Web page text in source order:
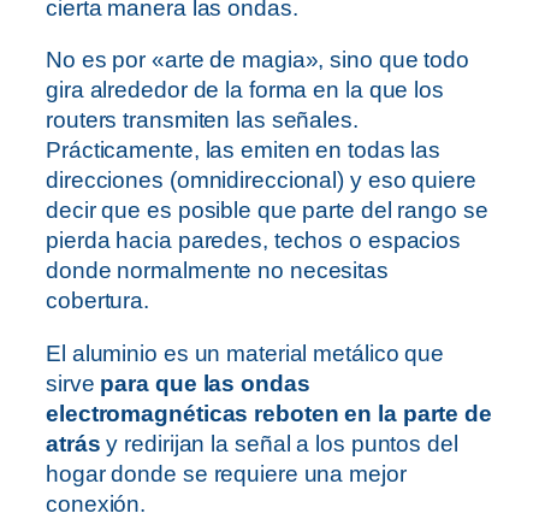
cierta manera las ondas.
No es por «arte de magia», sino que todo
gira alrededor de la forma en la que los
routers transmiten las señales.
Prácticamente, las emiten en todas las
direcciones (omnidireccional) y eso quiere
decir que es posible que parte del rango se
pierda hacia paredes, techos o espacios
donde normalmente no necesitas
cobertura.
El aluminio es un material metálico que
sirve para que las ondas
electromagnéticas reboten en la parte de
atrásy redirijan la señal a los puntos del
hogar donde se requiere una mejor
conexión.